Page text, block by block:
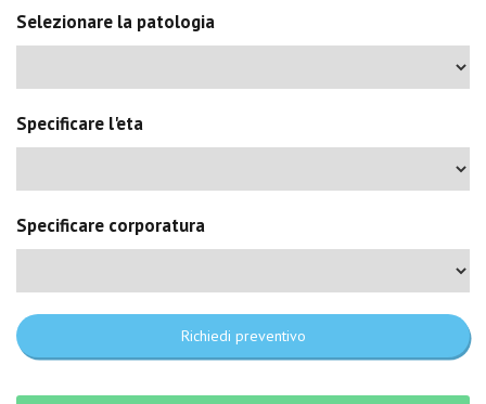
Selezionare la patologia
Specificare l'eta
Specificare corporatura
Richiedi preventivo